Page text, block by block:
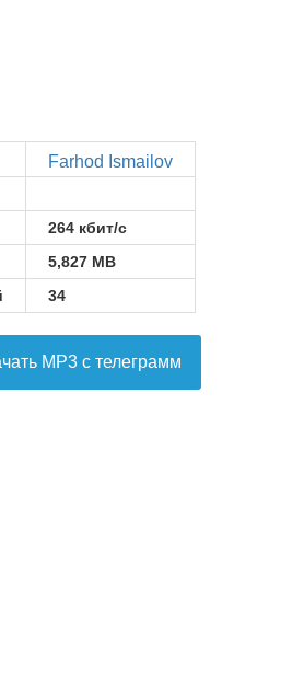
Farhod Ismailov
264 кбит/с
5,827 MB
34
MP3 с телеграмм